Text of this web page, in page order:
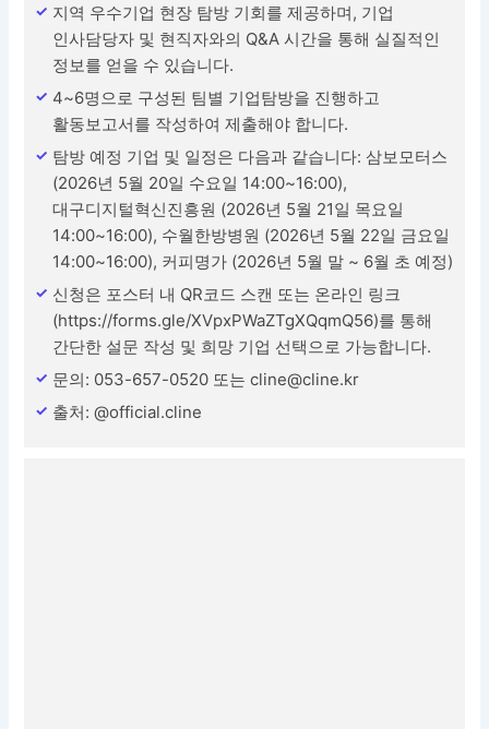
지역 우수기업 현장 탐방 기회를 제공하며, 기업
인사담당자 및 현직자와의 Q&A 시간을 통해 실질적인
정보를 얻을 수 있습니다.
4~6명으로 구성된 팀별 기업탐방을 진행하고
활동보고서를 작성하여 제출해야 합니다.
탐방 예정 기업 및 일정은 다음과 같습니다: 삼보모터스
(2026년 5월 20일 수요일 14:00~16:00),
대구디지털혁신진흥원 (2026년 5월 21일 목요일
14:00~16:00), 수월한방병원 (2026년 5월 22일 금요일
14:00~16:00), 커피명가 (2026년 5월 말 ~ 6월 초 예정)
신청은 포스터 내 QR코드 스캔 또는 온라인 링크
(https://forms.gle/XVpxPWaZTgXQqmQ56)를 통해
간단한 설문 작성 및 희망 기업 선택으로 가능합니다.
문의: 053-657-0520 또는 cline@cline.kr
출처: @official.cline